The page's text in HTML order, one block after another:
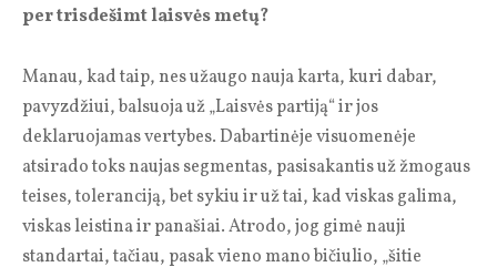
per trisdešimt laisvės metų?
Manau, kad taip, nes užaugo nauja karta, kuri dabar,
pavyzdžiui, balsuoja už „Laisvės partiją“ ir jos
deklaruojamas vertybes. Dabartinėje visuomenėje
atsirado toks naujas segmentas, pasisakantis už žmogaus
teises, toleranciją, bet sykiu ir už tai, kad viskas galima,
viskas leistina ir panašiai. Atrodo, jog gimė nauji
standartai, tačiau, pasak vieno mano bičiulio, „šitie